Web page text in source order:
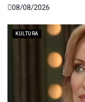
08/08/2026
KULTURA